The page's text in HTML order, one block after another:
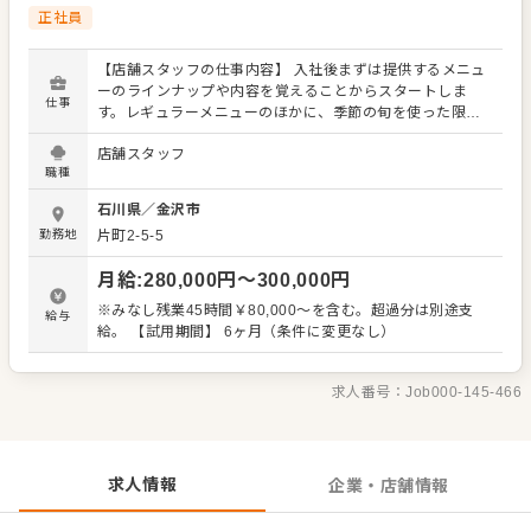
正社員
仕事
【店舗スタッフの仕事内容】 入社後まずは提供するメニュ
ーのラインナップや内容を覚えることからスタートしま
す。レギュラーメニューのほかに、季節の旬を使った限定
メニューを提供することもありますので、これまでの接
客・調理経験に加え、さまざまなスキルを習得してくださ
築についてのアイデアも大歓迎です。 【具体的には…】 ・
開店、閉店準備、清掃 ・お席へのご案内、オーダーテイ
ク、レジ対応など接客全般 ・ドリンク作り、提供 ・予約管
理、電話対応 ・仕込みや盛り付けなどカンタンな調理 ・仕
入れや在庫管理などキッチンの管理業務 ・まかないづくり
・アルバイトスタッフの教育 など 入社後はスキルに合わせ
きましょう。先輩スタッフがあなたの成長をサポートしま
すので、経験が浅い方も安心してスタートできる環境で
ズ転職支援窓口』までお問合せください！
職種
店舗スタッフ
勤務地
石川県／金沢市
片町2-5-5
給与
月給:280,000円〜300,000円
※みなし残業45時間￥80,000～を含む。超過分は別途支
給。 【試用期間】 6ヶ月（条件に変更なし）
求人番号：Job000-145-466
求人情報 企業・店舗情報